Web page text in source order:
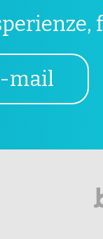
mail